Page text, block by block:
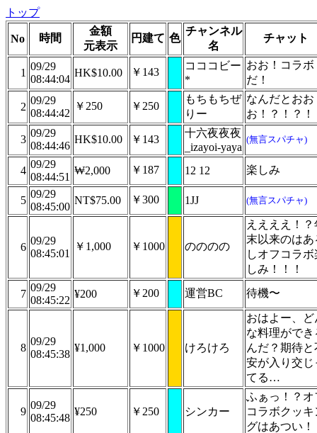
トップ
No 時間
金額
元表示
円建て 色
チャンネル
名
チャット
1
09/29
08:44:04
HK$10.00 ￥143
コココビー
*
おお！コラボ
だ！
2
09/29
08:44:42
￥250 ￥250
もちもちぜ
りー
なんだとおお
お！？！？！
3
09/29
08:44:46
HK$10.00 ￥143
十六夜夜夜
_izayoi-yaya
(無言スパチャ)
4
09/29
08:44:51
₩2,000 ￥187 12 12 楽しみ
5
09/29
08:45:00
NT$75.00 ￥300 1JJ (無言スパチャ)
6
09/29
08:45:01
￥1,000 ￥1000 のののの
ええええ！？
末以来のはあ
しオフコラボ
しみ！！！
7
09/29
08:45:22
¥200 ￥200 運営BC 待機〜
8
09/29
08:45:38
¥1,000 ￥1000 けろけろ
おはよー、ど
な料理ができ
んだ？期待と
安が入り交じ
てる…
9
09/29
08:45:48
¥250 ￥250 シンカー
ふぁっ！？オ
コラボクッキ
グはあつい！